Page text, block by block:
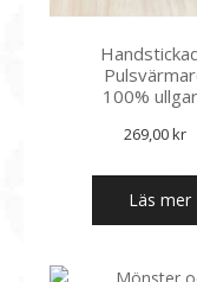
100%
269,00kr
Läs mer